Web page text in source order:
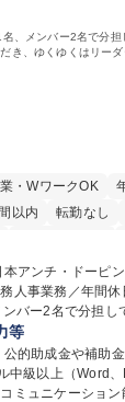
、メンバー2名で分
き、ゆくゆくはリー
ます。
・WワークOK
以内
転勤なし
ドーピング機構 求人名 【
年間休日125日 仕事の内容
バー2名で分担し
いただき、ゆくゆ
を期待しています。 【
制度関連 ・採用活
提出 ・法定の会
等
的助成金や補助
中級以上（Word
ニケーション能力 ・